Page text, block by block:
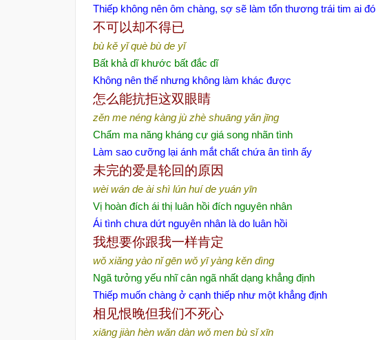
Thiếp không nên ôm chàng, sợ sẽ làm tổn thương trái tim ai đó
不可以却不得已
bù kě yǐ què bù de yǐ
Bất khả dĩ khước bất đắc dĩ
Không nên thế nhưng không làm khác được
怎么能抗拒这双眼睛
zěn me néng kàng jù zhè shuāng yǎn jīng
Chẩm ma năng kháng cự giá song nhãn tình
Làm sao cưỡng lại ánh mắt chất chứa ân tình ấy
未完的爱是轮回的原因
wèi wán de ài shì lún huí de yuán yīn
Vị hoàn đích ái thị luân hồi đích nguyên nhân
Ái tình chưa dứt nguyên nhân là do luân hồi
我想要你跟我一样肯定
wǒ xiǎng yào nǐ gēn wǒ yī yàng kěn dìng
Ngã tưởng yếu nhĩ cân ngã nhất dạng khẳng định
Thiếp muốn chàng ở cạnh thiếp như một khẳng định
相见恨晚但我们不死心
xiāng jiàn hèn wǎn dàn wǒ men bù sǐ xīn